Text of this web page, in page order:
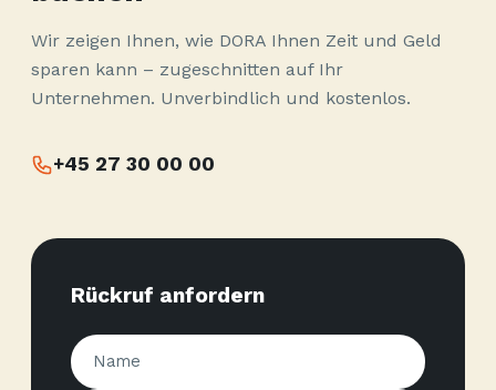
Wir zeigen Ihnen, wie DORA Ihnen Zeit und Geld
sparen kann – zugeschnitten auf Ihr
Unternehmen. Unverbindlich und kostenlos.
+45 27 30 00 00
Rückruf anfordern